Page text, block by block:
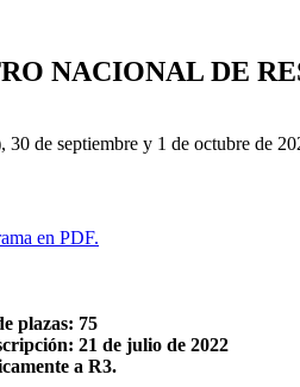
NACIONAL DE
30 de septiembre y 1 de octubre de
en PDF.
plazas: 75
21 de julio de 2022
a R3.